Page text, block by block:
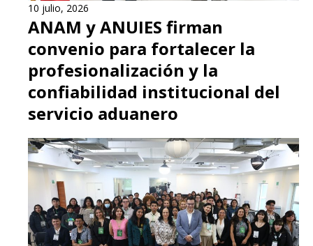
10 julio, 2026
ANAM y ANUIES firman
convenio para fortalecer la
profesionalización y la
confiabilidad institucional del
servicio aduanero